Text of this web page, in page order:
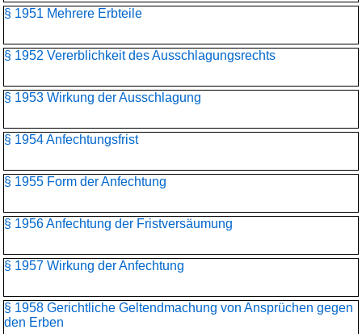
§ 1951 Mehrere Erbteile
§ 1952 Vererblichkeit des Ausschlagungsrechts
§ 1953 Wirkung der Ausschlagung
§ 1954 Anfechtungsfrist
§ 1955 Form der Anfechtung
§ 1956 Anfechtung der Fristversäumung
§ 1957 Wirkung der Anfechtung
§ 1958 Gerichtliche Geltendmachung von Ansprüchen gegen
den Erben